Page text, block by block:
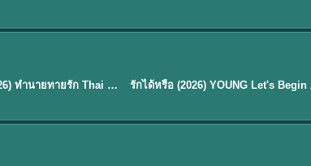
ดูซีรีย์ Magic Move (2026) ทำนายทายรัก Thai EP.1-10 HD